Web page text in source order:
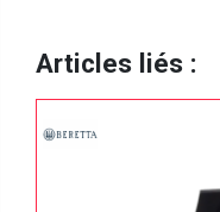
Articles liés :